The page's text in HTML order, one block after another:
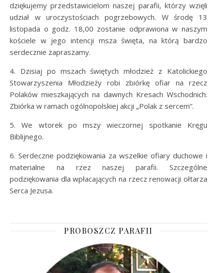
dziękujemy przedstawicielom naszej parafii, którzy wzięli
udział w uroczystościach pogrzebowych. W środę 13
listopada o godz. 18,00 zostanie odprawiona w naszym
kościele w jego intencji msza święta, na którą bardzo
serdecznie zapraszamy.
4. Dzisiaj po mszach świętych młodzież z Katolickiego
Stowarzyszenia Młodzieży robi zbiórkę ofiar na rzecz
Polaków mieszkających na dawnych Kresach Wschodnich.
Zbiórka w ramach ogólnopolskiej akcji „Polak z sercem”.
5. We wtorek po mszy wieczornej spotkanie Kręgu
Biblijnego.
6. Serdeczne podziękowania za wszelkie ofiary duchowe i
materialne na rzez naszej parafii. Szczególne
podziękowania dla wpłacających na rzecz renowacji ołtarza
Serca Jezusa.
PROBOSZCZ PARAFII